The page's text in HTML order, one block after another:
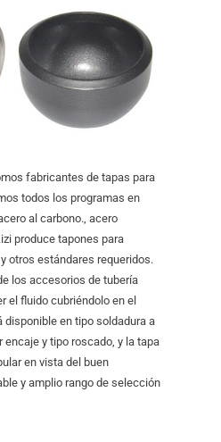
fabricantes de tapas para
todos los programas en
al carbono., acero
produce tapones para
otros estándares requeridos.
los accesorios de tubería
el fluido cubriéndolo en el
disponible en tipo soldadura a
encaje y tipo roscado, y la tapa
en vista del buen
y amplio rango de selección